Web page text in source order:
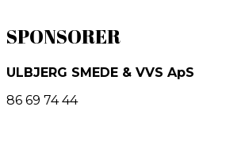
SPONSORER
ULBJERG SMEDE & VVS ApS
86 69 74 44